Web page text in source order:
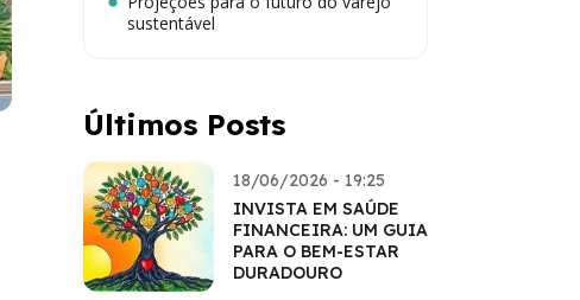
sustentável
Últimos Posts
18/06/2026 - 19:25
INVISTA EM SAÚDE
FINANCEIRA: UM GUIA
PARA O BEM-ESTAR
DURADOURO